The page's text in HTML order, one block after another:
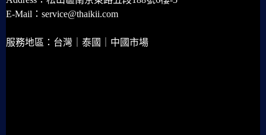
E-Mail：service@thaikii.com
服務地區：台灣｜泰國｜中國市場